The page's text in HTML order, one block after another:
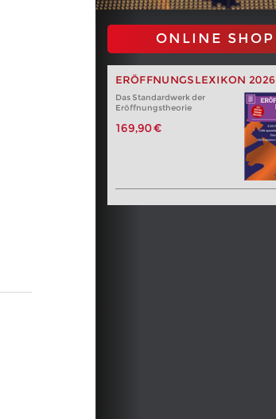
ONLINE SHOP
ERÖFFNUNGSLEXIKON 2026
Das Standardwerk der
Eröffnungstheorie
169,90 €